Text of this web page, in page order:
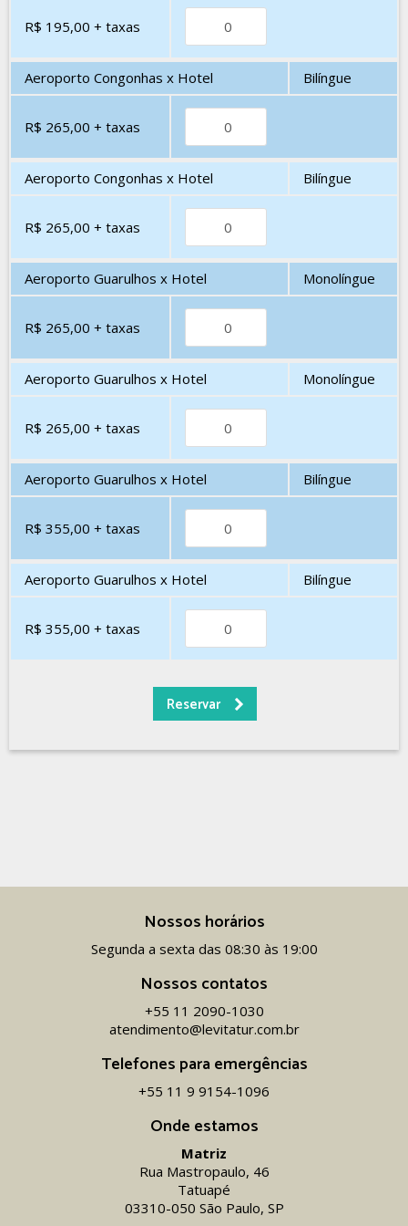
R$ 195,00 + taxas
Aeroporto Congonhas x Hotel Bilíngue
R$ 265,00 + taxas
Aeroporto Congonhas x Hotel Bilíngue
R$ 265,00 + taxas
Aeroporto Guarulhos x Hotel Monolíngue
R$ 265,00 + taxas
Aeroporto Guarulhos x Hotel Monolíngue
R$ 265,00 + taxas
Aeroporto Guarulhos x Hotel Bilíngue
R$ 355,00 + taxas
Aeroporto Guarulhos x Hotel Bilíngue
R$ 355,00 + taxas
Onde estamos
Matriz
Rua Mastropaulo, 46
Tatuapé
03310-050 São Paulo, SP
Nossos horários
Segunda a sexta das 08:30 às 19:00
Nossos contatos
+55 11 2090-1030
atendimento@levitatur.com.br
Telefones para emergências
+55 11 9 9154-1096‬